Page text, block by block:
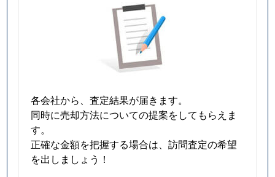
各会社から、査定結果が届きます。
同時に売却方法についての提案をしてもらえま
す。
正確な金額を把握する場合は、訪問査定の希望
を出しましょう！